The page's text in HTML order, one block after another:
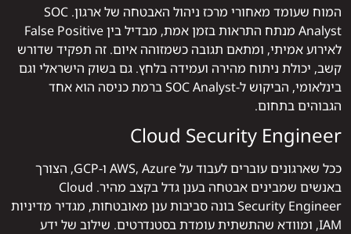
המוח שעומד מאחורי מרכז ניהול האבטחה של ארגון. SOC
Analyst מנתח התראות בזמן אמת, מבדיל בין False Positive
לאירוע אמיתי, ומתאם תגובה כשמזוהה איום. זה תפקיד שדורש
קשב, יכולת ניתוח מהירה ועמידה בלחץ. גם בשוק הישראלי וגם
בינלאומי, הביקוש ל-SOC Analyst ברמת כניסה הוא אחד
הגבוהים בתחום.
Cloud Security Engineer
ככל שארגונים עוברים לעבוד על AWS, Azure ו-GCP, הצורך
באנשים שמבינים אבטחה בענן גדל בקצב מהיר. Cloud
Security Engineer בונה סביבות ענן מאובטחות, מגדיר מדיניות
IAM, ומוודא שהתשתית עומדת בסטנדרטים. שילוב של ידע